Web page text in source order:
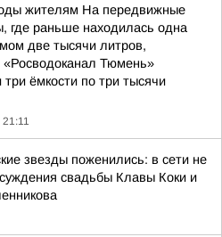
жителям На передвижные
где раньше находилась одна
две тысячи литров,
«Росводоканал Тюмень»
три ёмкости по три тысячи
звезды поженились: в сети не
свадьбы Клавы Коки и